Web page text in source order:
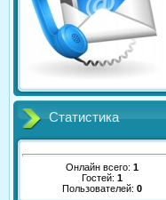
Статистика
Онлайн всего: 1
Гостей: 1
Пользователей: 0